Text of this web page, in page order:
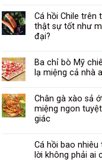
Cá hồi Chile trên
thật sự tốt như
đại?
Ba chỉ bò Mỹ
lạ miệng cả nhà
Chân gà xào sả
miệng ngon
giác
Cá hồi bao
lời không phải ai